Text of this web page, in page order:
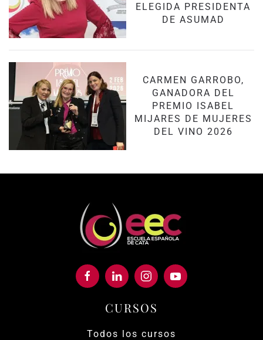
ELEGIDA PRESIDENTA
DE ASUMAD
CARMEN GARROBO,
GANADORA DEL
PREMIO ISABEL
MIJARES DE MUJERES
DEL VINO 2026
CURSOS
Todos los cursos